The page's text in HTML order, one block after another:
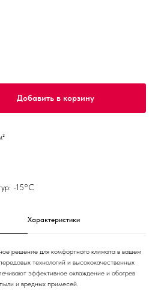
Добавить в корзину
-15°С
Характеристики
решение для комфортного климата в вашем
технологий и высококачественных
эффективное охлаждение и обогрев
и вредных примесей.